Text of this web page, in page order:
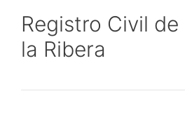
Registro Civil
la Ribera